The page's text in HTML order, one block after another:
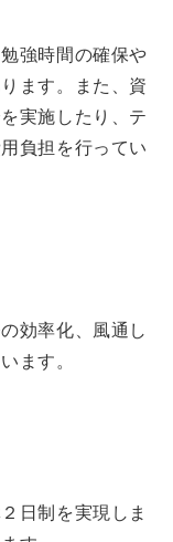
強時間の確保や
ます。また、資
実施したり、テ
負担を行ってい
効率化、風通し
ます。
日制を実現しま